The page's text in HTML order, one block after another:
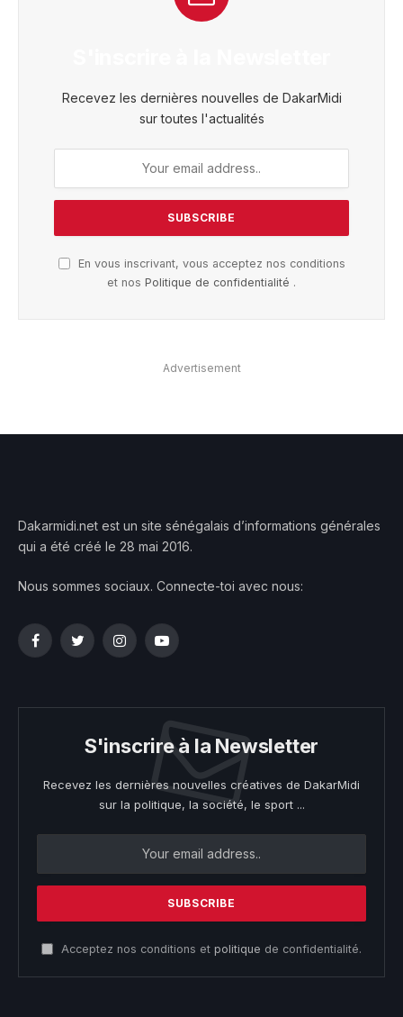
Recevez les dernières nouvelles de DakarMidi
sur toutes l'actualités
En vous inscrivant, vous acceptez nos conditions
et nos Politique de confidentialité .
Advertisement
Dakarmidi.net est un site sénégalais d’informations générales
qui a été créé le 28 mai 2016.
Nous sommes sociaux. Connecte-toi avec nous:
FacebookTwitterInstagramYouTube
S'inscrire à la Newsletter
Recevez les dernières nouvelles créatives de DakarMidi
sur la politique, la société, le sport ...
Acceptez nos conditions et politique de confidentialité.